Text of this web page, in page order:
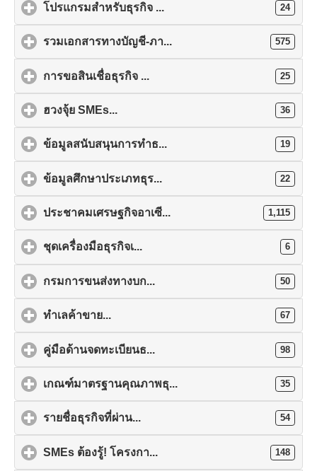
โปรแกรมสำหรับธุรกิจ ... 24
รวมเอกสารทางบัญชี-ภา... 575
การขอสินเชื่อธุรกิจ ... 25
ฮวงจุ้ย SMEs... 36
ข้อมูลสนับสนุนการทำธ... 19
ข้อมูลศึกษาประเภทธุร... 22
ประชาคมเศรษฐกิจอาเซี... 1,115
ชุดเครื่องมือธุรกิจเ... 6
กรมการขนส่งทางบก... 50
ทำเลค้าขาย... 67
คู่มือด้านจดทะเบียนธ... 98
เกณฑ์มาตรฐานคุณภาพธุ... 35
รายชื่อธุรกิจที่ผ่าน... 54
SMEs ต้องรู้! โครงกา... 148